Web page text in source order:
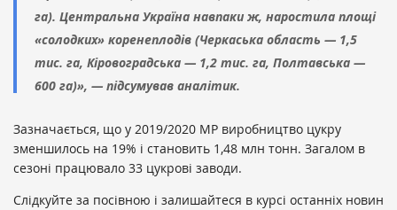
га). Центральна Україна навпаки ж, наростила площі
«солодких» коренеплодів (Черкаська область — 1,5
тис. га, Кіровоградська — 1,2 тис. га, Полтавська —
600 га)», — підсумував аналітик.
Зазначається, що у 2019/2020 МР виробництво цукру
зменшилось на 19% і становить 1,48 млн тонн. Загалом в
сезоні працювало 33 цукрові заводи.
Слідкуйте за посівною і залишайтеся в курсі останніх новин